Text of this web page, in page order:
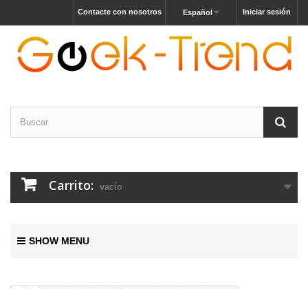
Iniciar sesión
Español
Contacte con nosotros
Carrito: vacío
SHOW MENU